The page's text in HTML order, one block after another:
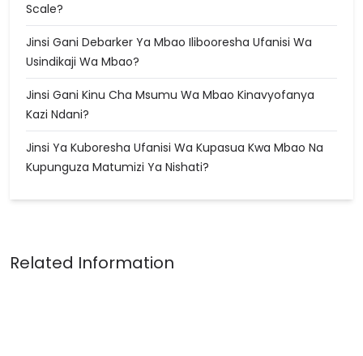
Scale?
Jinsi Gani Debarker Ya Mbao Ilibooresha Ufanisi Wa
Usindikaji Wa Mbao?
Jinsi Gani Kinu Cha Msumu Wa Mbao Kinavyofanya
Kazi Ndani?
Jinsi Ya Kuboresha Ufanisi Wa Kupasua Kwa Mbao Na
Kupunguza Matumizi Ya Nishati?